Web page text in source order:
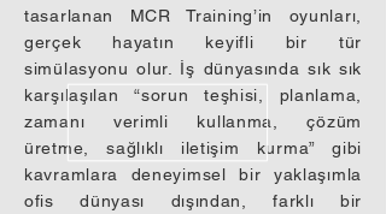
tasarlanan MCR Training’in oyunları,
gerçek hayatın keyifli bir tür
simülasyonu olur. İş dünyasında sık sık
karşılaşılan “sorun teşhisi, planlama,
zamanı verimli kullanma, çözüm
üretme, sağlıklı iletişim kurma” gibi
kavramlara deneyimsel bir yaklaşımla
ofis dünyası dışından, farklı bir